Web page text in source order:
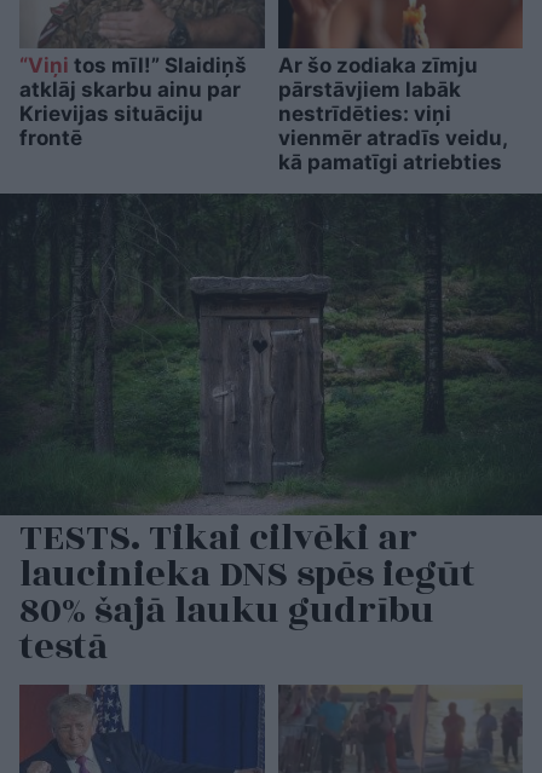
“Viņi tos mīl!” Slaidiņš
atklāj skarbu ainu par
Krievijas situāciju
frontē
Ar šo zodiaka zīmju
pārstāvjiem labāk
nestrīdēties: viņi
vienmēr atradīs veidu,
kā pamatīgi atriebties
TESTS. Tikai cilvēki ar
laucinieka DNS spēs iegūt
80% šajā lauku gudrību
testā